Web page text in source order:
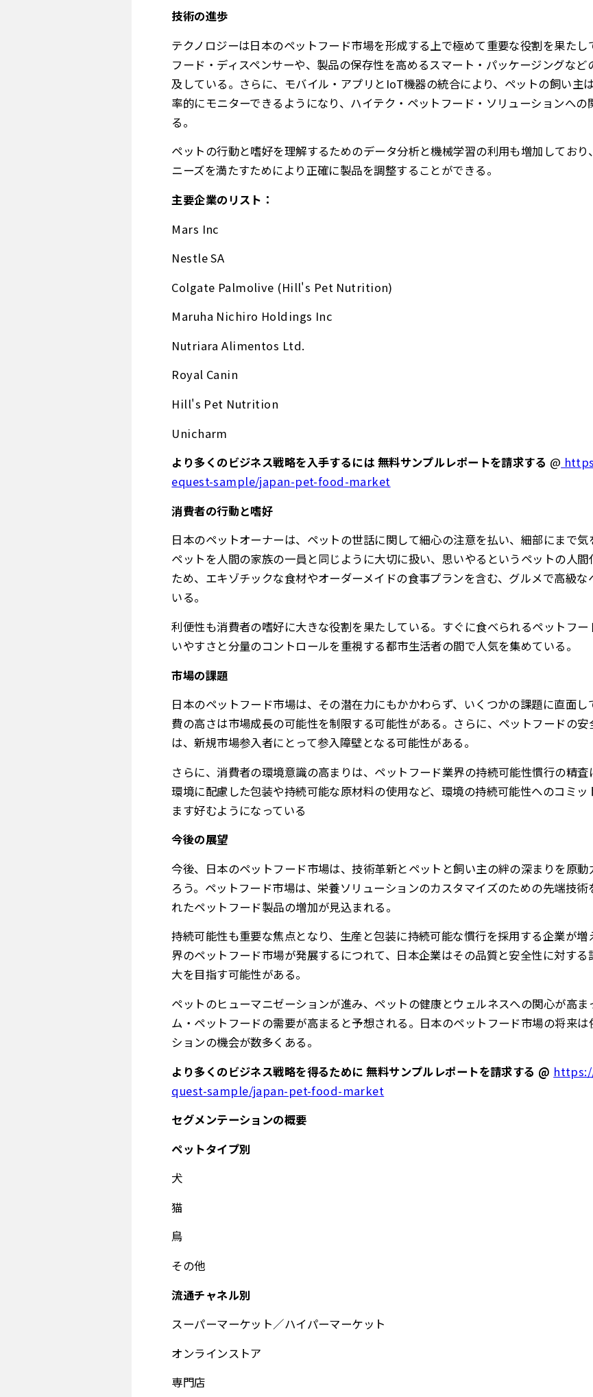
技術の進歩
テクノロジーは日本のペットフード市場を形成する上で極めて重要な役割を果た
フード・ディスペンサーや、製品の保存性を高めるスマート・パッケージングな
及している。さらに、モバイル・アプリとIoT機器の統合により、ペットの飼い主
率的にモニターできるようになり、ハイテク・ペットフード・ソリューションへの
る。
ペットの行動と嗜好を理解するためのデータ分析と機械学習の利用も増加してお
ニーズを満たすためにより正確に製品を調整することができる。
主要企業のリスト：
Mars Inc
Nestle SA
Colgate Palmolive (Hill's Pet Nutrition)
Maruha Nichiro Holdings Inc
Nutriara Alimentos Ltd.
Royal Canin
Hill's Pet Nutrition
Unicharm
より多くのビジネス戦略を入手するには 無料サンプルレポートを請求する @
equest-sample/japan-pet-food-market
消費者の行動と嗜好
日本のペットオーナーは、ペットの世話に関して細心の注意を払い、細部にまで気
ペットを人間の家族の一員と同じように大切に扱い、思いやるというペットの人
ため、エキゾチックな食材やオーダーメイドの食事プランを含む、グルメで高級な
いる。
利便性も消費者の嗜好に大きな役割を果たしている。すぐに食べられるペットフ
いやすさと分量のコントロールを重視する都市生活者の間で人気を集めている。
市場の課題
日本のペットフード市場は、その潜在力にもかかわらず、いくつかの課題に直面
費の高さは市場成長の可能性を制限する可能性がある。さらに、ペットフードの
は、新規市場参入者にとって参入障壁となる可能性がある。
さらに、消費者の環境意識の高まりは、ペットフード業界の持続可能性慣行の精査
環境に配慮した包装や持続可能な原材料の使用など、環境の持続可能性へのコミ
ます好むようになっている
今後の展望
今後、日本のペットフード市場は、技術革新とペットと飼い主の絆の深まりを原
ろう。ペットフード市場は、栄養ソリューションのカスタマイズのための先端技
れたペットフード製品の増加が見込まれる。
持続可能性も重要な焦点となり、生産と包装に持続可能な慣行を採用する企業が
界のペットフード市場が発展するにつれて、日本企業はその品質と安全性に対す
大を目指す可能性がある。
ペットのヒューマニゼーションが進み、ペットの健康とウェルネスへの関心が高
ム・ペットフードの需要が高まると予想される。日本のペットフード市場の将来
ションの機会が数多くある。
より多くのビジネス戦略を得るために 無料サンプルレポートを請求する @
quest-sample/japan-pet-food-market
セグメンテーションの概要
ペットタイプ別
犬
猫
鳥
その他
流通チャネル別
スーパーマーケット／ハイパーマーケット
オンラインストア
専門店